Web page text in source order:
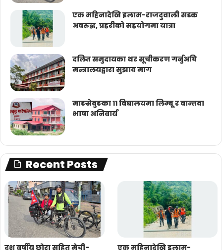
एक महिनादेखि इलाम-राजदुवाली सडक
अवरुद्ध, प्रहरीको सहयोगमा यात्रा
दलित समुदायका थर सूचीकरण गर्नुअघि
मन्त्रालयद्वारा सुझाव माग
माङसेबुङका ११ विद्यालयमा लिम्बू र वान्तवा
भाषा अनिवार्य
Recent Posts
दश वर्षीय छोरा सहित मेची-
एक महिनादेखि इलाम-